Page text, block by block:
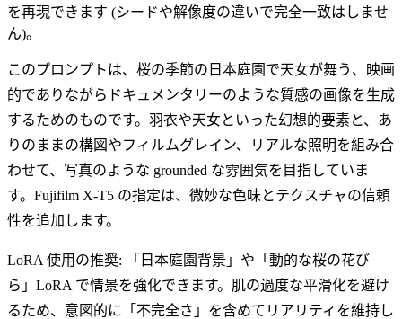
を再現できます (シードや解像度の違いで完全一致はしませ
ん)。
このプロンプトは、桜の季節の日本庭園で天女が舞う、映画
的でありながらドキュメンタリーのような質感の画像を生成
するためのものです。羽衣や天女といった幻想的要素と、あ
りのままの構図やフィルムグレイン、リアルな照明を組み合
わせて、写真のような grounded な雰囲気を目指していま
す。Fujifilm X-T5 の指定は、微妙な色味とテクスチャの信頼
性を追加します。
LoRA 使用の推奨: 「日本庭園背景」や「動的な桜の花び
ら」LoRA で情景を強化できます。肌の過度な平滑化を避け
るため、意図的に「不完全さ」を含めてリアリティを維持し